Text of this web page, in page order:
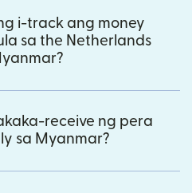
i-track ang money
sa the Netherlands
receive ng pera
sa Myanmar?